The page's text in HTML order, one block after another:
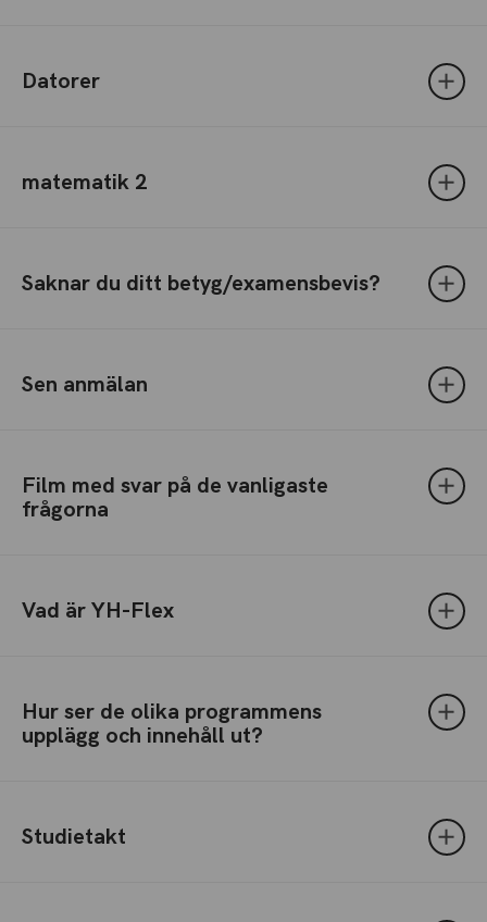
Datorer
matematik 2
Saknar du ditt betyg/examensbevis?
Sen anmälan
Film med svar på de vanligaste
frågorna
Vad är YH-Flex
Hur ser de olika programmens
upplägg och innehåll ut?
Studietakt